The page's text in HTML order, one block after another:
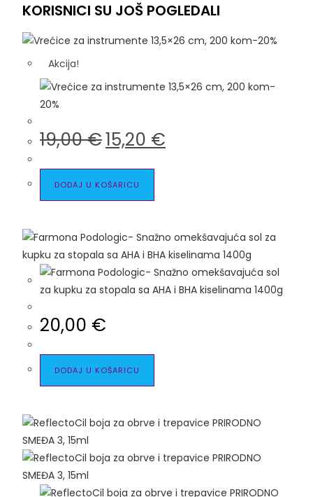
KORISNICI SU JOŠ POGLEDALI
Akcija!
19,00€15,20 €
DODAJ U KOŠARICU
20,00 €
DODAJ U KOŠARICU